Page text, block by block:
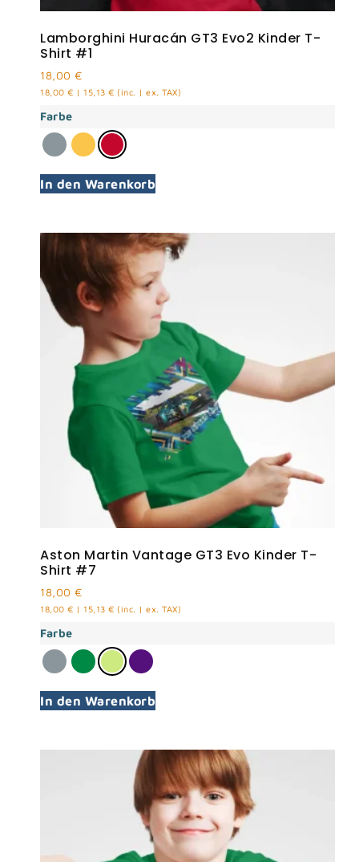
Lamborghini Huracán GT3 Evo2 Kinder T-
Shirt #1
18,00 €
18,00 € | 15,13 € (inc. | ex. TAX)
Farbe
In den Warenkorb
Aston Martin Vantage GT3 Evo Kinder T-
Shirt #7
18,00 €
18,00 € | 15,13 € (inc. | ex. TAX)
Farbe
In den Warenkorb